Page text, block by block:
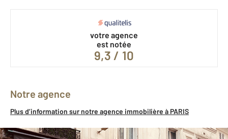
votre agence
est notée
9,3 / 10
Notre agence
Plus d’information sur notre agence immobilière à PARIS